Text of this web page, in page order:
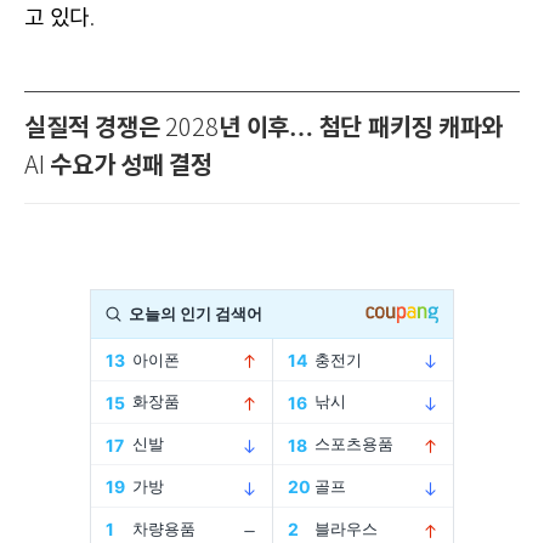
고 있다.
실질적 경쟁은 2028년 이후… 첨단 패키징 캐파와
AI 수요가 성패 결정